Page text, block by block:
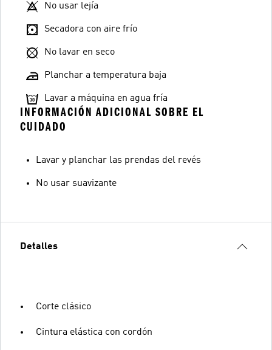
No usar lejía
Secadora con aire frío
No lavar en seco
Planchar a temperatura baja
Lavar a máquina en agua fría
INFORMACIÓN ADICIONAL SOBRE EL
CUIDADO
Lavar y planchar las prendas del revés
No usar suavizante
Detalles
Corte clásico
Cintura elástica con cordón